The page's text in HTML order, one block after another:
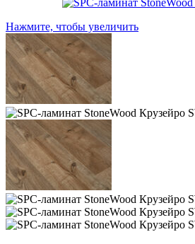
Нажмите, чтобы увеличить